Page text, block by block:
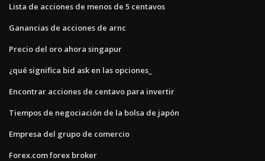
Lista de acciones de menos de 5 centavos
Ganancias de acciones de arnc
Precio del oro ahora singapur
¿qué significa bid ask en las opciones_
Encontrar acciones de centavo para invertir
Tiempos de negociación de la bolsa de japón
Empresa del grupo de comercio
Forex.com forex broker